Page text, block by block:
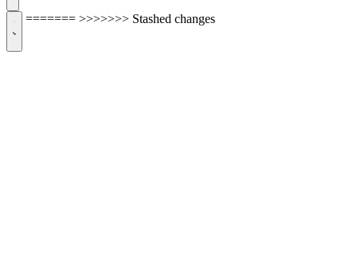
======= >>>>>>> Stashed changes